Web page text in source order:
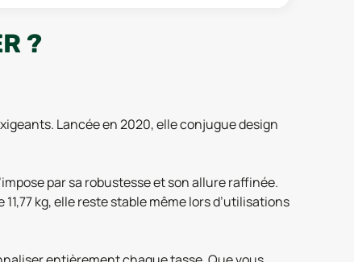
?
Lancée en 2020, elle conjugue design
par sa robustesse et son allure raffinée.
kg, elle reste stable même lors d’utilisations